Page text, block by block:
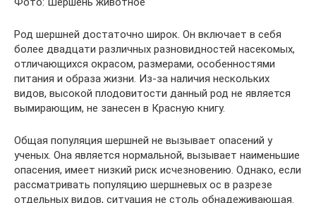
Род шершней достаточно широк. Он включает в себя
более двадцати различных разновидностей насекомых,
отличающихся окрасом, размерами, особенностями
питания и образа жизни. Из-за наличия нескольких
видов, высокой плодовитости данный род не является
вымирающим, не занесен в Красную книгу.
Общая популяция шершней не вызывает опасений у
ученых. Она является нормальной, вызывает наименьшие
опасения, имеет низкий риск исчезновению. Однако, если
рассматривать популяцию шершневых ос в разрезе
отдельных видов, ситуация не столь обнадеживающая.